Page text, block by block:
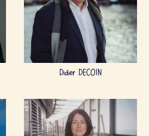
Didier DECOIN